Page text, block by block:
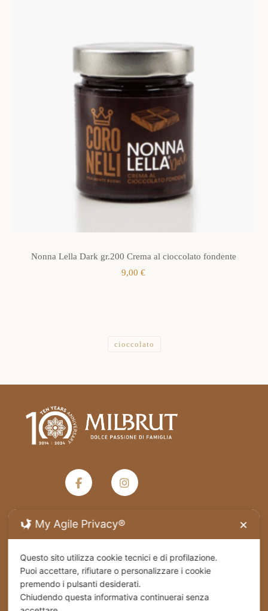
Nonna Lella Dark gr.200 Crema al cioccolato fondente
9,00€
cioccolato
Termini e condizioni generali di vendita
Privacy Policy
Spedizioni
My Agile Privacy® ✕
Questo sito utilizza cookie tecnici e di profilazione.
Puoi accettare, rifiutare o personalizzare i cookie
premendo i pulsanti desiderati.
Chiudendo questa informativa continuerai senza